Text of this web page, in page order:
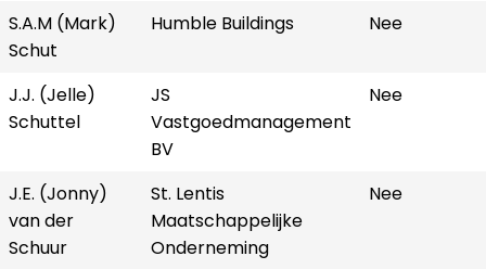
S.A.M (Mark)
Schut
Humble Buildings Nee
J.J. (Jelle)
Schuttel
JS
Vastgoedmanagement
BV
Nee
J.E. (Jonny)
van der
Schuur
St. Lentis
Maatschappelijke
Onderneming
Nee